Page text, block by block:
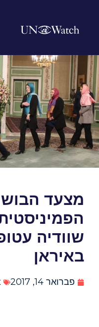
מצעד
שוודיה
באיראן
פברואר 14, 2017